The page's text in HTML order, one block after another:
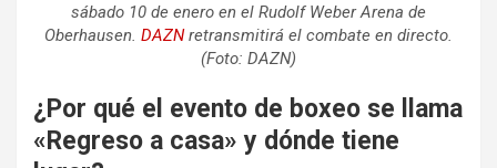
sábado 10 de enero en el Rudolf Weber Arena de
Oberhausen. DAZNretransmitirá el combate en directo.
(Foto: DAZN)
¿Por qué el evento de boxeo se llama
«Regreso a casa» y dónde tiene